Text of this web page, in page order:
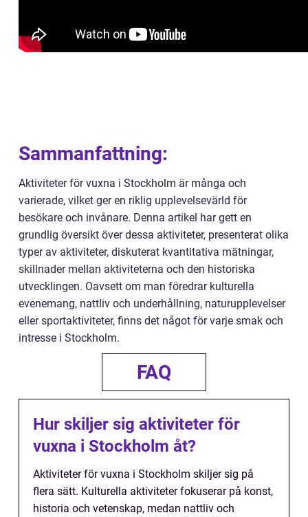
Sammanfattning:
Aktiviteter för vuxna i Stockholm är många och
varierade, vilket ger en riklig upplevelsevärld för
besökare och invånare. Denna artikel har gett en
grundlig översikt över dessa aktiviteter, presenterat olika
typer av aktiviteter, diskuterat kvantitativa mätningar,
skillnader mellan aktiviteterna och den historiska
utvecklingen. Oavsett om man föredrar kulturella
evenemang, nattliv och underhållning, naturupplevelser
eller sportaktiviteter, finns det något för varje smak och
intresse i Stockholm.
FAQ
Hur skiljer sig aktiviteter för
vuxna i Stockholm åt?
Aktiviteter för vuxna i Stockholm skiljer sig på
flera sätt. Kulturella aktiviteter fokuserar på konst,
historia och vetenskap, medan nattliv och